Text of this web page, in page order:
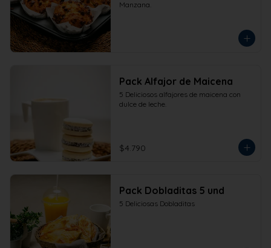
Manzana.
Pack Alfajor de Maicena
5 Deliciosos alfajores de maicena con
dulce de leche.
$4.790
Pack Dobladitas 5 und
5 Deliciosas Dobladitas